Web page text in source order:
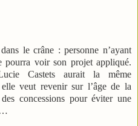
le crâne : personne n’ayant
pourra voir son projet appliqué.
Castets aurait la même
veut revenir sur l’âge de la
concessions pour éviter une